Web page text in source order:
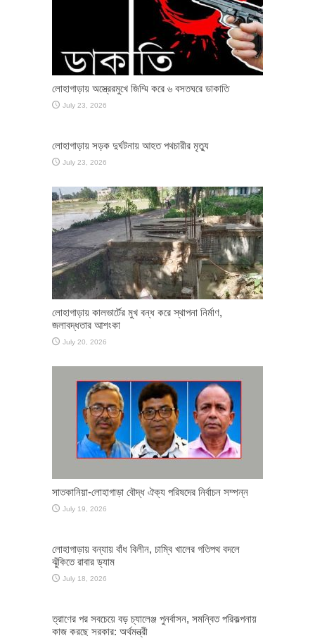
লোহাগাড়ায় অস্ত্রেরমুখে জিম্মি করে ৬ বসতঘরে ডাকাতি
July 23, 2026
লোহাগাড়ায় সড়ক দুর্ঘটনায় আহত পথচারীর মৃত্যু
July 23, 2026
লোহাগাড়ায় কালভার্টের মুখ বন্ধ করে স্থাপনা নির্মাণ,
জলাবদ্ধতার আশংকা
July 20, 2026
সাতকানিয়া-লোহাগাড়া বৌদ্ধ ঐক্য পরিষদের নির্বাচন সম্পন্ন
July 19, 2026
লোহাগাড়ায় বন্যায় বাঁধ বিলীন, চাম্বি খালের গতিপথ বদলে
ঝুঁকিতে রাবার ড্যাম
July 18, 2026
ত্রাণের পর সবচেয়ে বড় চ্যালেঞ্জ পুনর্বাসন, সমন্বিত পরিকল্পনায়
কাজ করছে সরকার: অর্থমন্ত্রী